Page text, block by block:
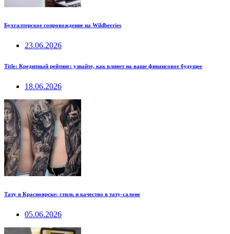
Бухгалтерское сопровождение на Wildberries
23.06.2026
Title: Кредитный рейтинг: узнайте, как влияет на ваше финансовое будущее
18.06.2026
Тату в Красноярске: стиль и качество в тату-салоне
05.06.2026